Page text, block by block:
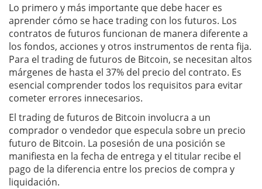
Lo primero y más importante que debe hacer es
aprender cómo se hace trading con los futuros. Los
contratos de futuros funcionan de manera diferente a
los fondos, acciones y otros instrumentos de renta fija.
Para el trading de futuros de Bitcoin, se necesitan altos
márgenes de hasta el 37% del precio del contrato. Es
esencial comprender todos los requisitos para evitar
cometer errores innecesarios.
El trading de futuros de Bitcoin involucra a un
comprador o vendedor que especula sobre un precio
futuro de Bitcoin. La posesión de una posición se
manifiesta en la fecha de entrega y el titular recibe el
pago de la diferencia entre los precios de compra y
liquidación.